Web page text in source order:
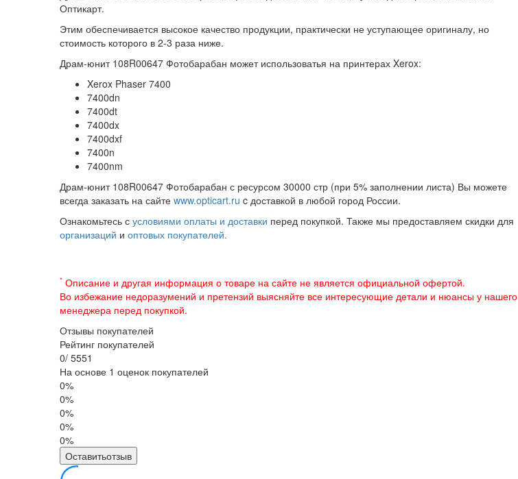
Оптикарт.
Этим обеспечивается высокое качество продукции, практически не уступающее оригиналу, но
стоимость которого в 2-3 раза ниже.
Драм-юнит 108R00647 Фотобарабан может использоватья на принтерах Xerox:
Xerox Phaser 7400
7400dn
7400dt
7400dx
7400dxf
7400n
7400nm
Драм-юнит 108R00647 Фотобарабан с ресурсом 30000 стр (при 5% заполнении листа) Вы можете
всегда заказать на сайте www.opticart.ru c доставкой в любой город России.
Ознакомьтесь с условиями оплаты и доставки перед покупкой. Также мы предоставляем скидки для
организаций и оптовых покупателей.
* Описание и другая информация о товаре на сайте не является официальной офертой.
Во избежание недоразумений и претензий выясняйте все интересующие детали и нюансы у нашего
менеджера перед покупкой.
Отзывы покупателей
Рейтинг покупателей
0/ 5551
На основе 1 оценок покупателей
0%
0%
0%
0%
0%
Оставитьотзыв